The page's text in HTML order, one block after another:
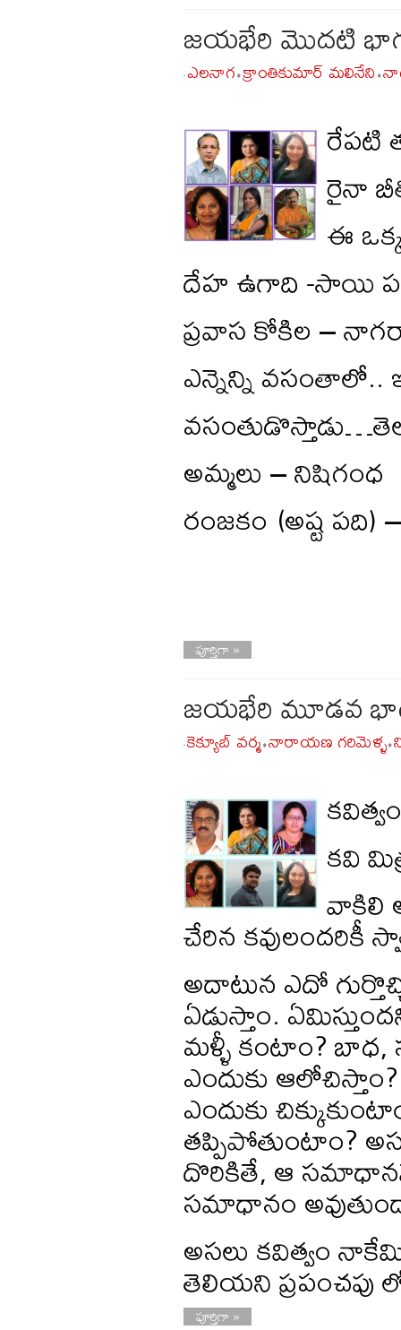
జయభేరి మొదటి
- ఎలనాగ •క్రాంతికుమార్ మలినేని •
రేపటి
రైనా
ఈ
దేహ ఉగాది -సాయి
ప్రవాస కోకిల –
ఎన్నెన్ని
అమ్మలు – నిషిగంధ
రంజకం (అష్ట పది)
పూర్తిగా »
జయభేరి మూడవ
-కెక్యూబ్ వర్మ•నారాయణ గరిమెళ్ళ•
కవి
వాకిలి
చేరిన కవులందరికీ
అదాటున ఎదో
ఏడుస్తాం.
మళ్ళీ కంటాం? బాధ,
ఎందుకు
ఎందుకు
తప్పిపోతుంటాం?
దొరికితే, ఆ సమాధానమే
సమాధానం
అసలు కవిత్వం
తెలియని ప్రపంచపు
పూర్తిగా »